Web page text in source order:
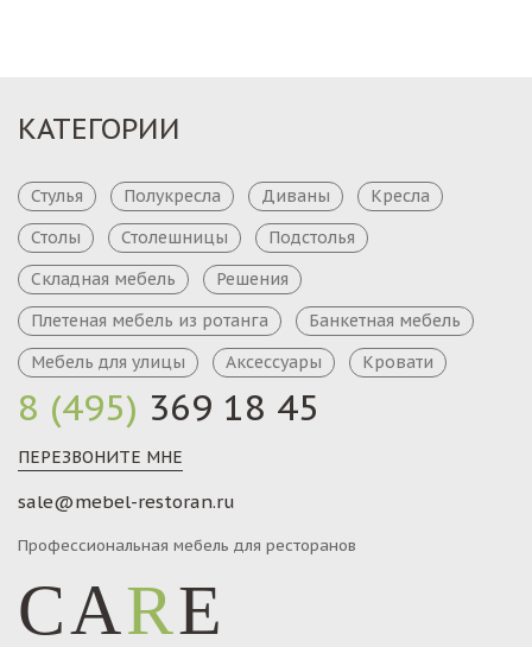
8 (495) 369 18 45
ПЕРЕЗВОНИТЕ МНЕ
sale@mebel-restoran.ru
Профессиональная мебель для ресторанов
CARE
КАТЕГОРИИ
Стулья Полукресла Диваны
Кресла
Столы
Столешницы
Подстолья
Складная мебель
Решения
Плетеная мебель из ротанга
Банкетная мебель
Мебель для улицы
Аксессуары Кровати